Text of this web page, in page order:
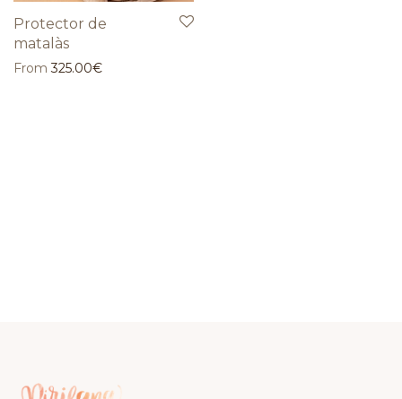
Protector de
matalàs
From 325.00€